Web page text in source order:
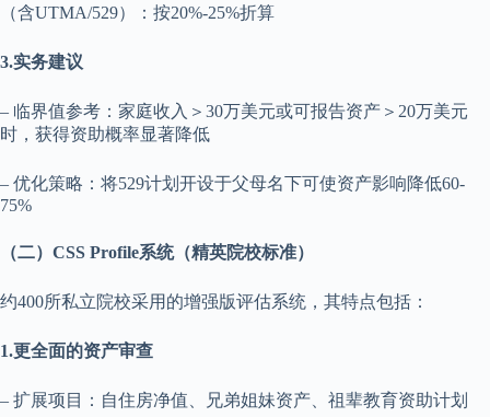
（含UTMA/529）：按20%-25%折算
3.实务建议
– 临界值参考：家庭收入＞30万美元或可报告资产＞20万美元
时，获得资助概率显著降低
– 优化策略：将529计划开设于父母名下可使资产影响降低60-
75%
（二）CSS Profile系统（精英院校标准）
约400所私立院校采用的增强版评估系统，其特点包括：
1.更全面的资产审查
– 扩展项目：自住房净值、兄弟姐妹资产、祖辈教育资助计划